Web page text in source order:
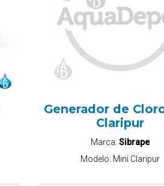
Generador de
Claripur
Marca: Sibrape
Modelo: Mini Claripur